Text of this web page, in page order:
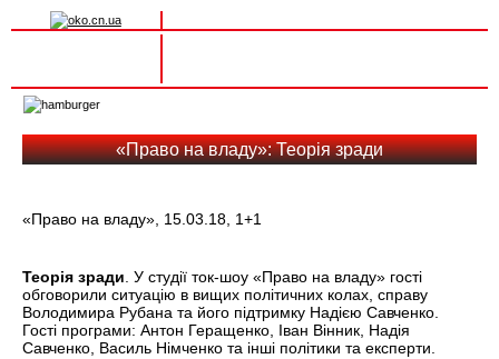
navigation
«Право на владу»: Теорія зради
«Право на владу», 15.03.18, 1+1
Теорія зради. У студії ток-шоу «Право на владу» гості
обговорили ситуацію в вищих політичних колах, справу
Володимира Рубана та його підтримку Надією Савченко.
Гості програми: Антон Геращенко, Іван Вінник, Надія
Савченко, Василь Німченко та інші політики та експерти.